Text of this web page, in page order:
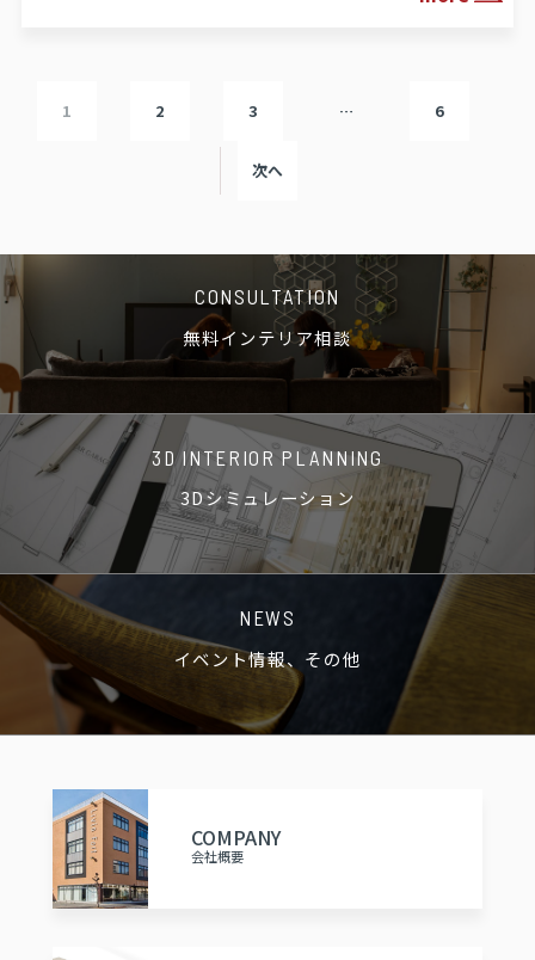
1 2 3 … 6
次へ
CONSULTATION
無料インテリア相談
3D INTERIOR PLANNING
3Dシミュレーション
NEWS
イベント情報、その他
COMPANY
会社概要